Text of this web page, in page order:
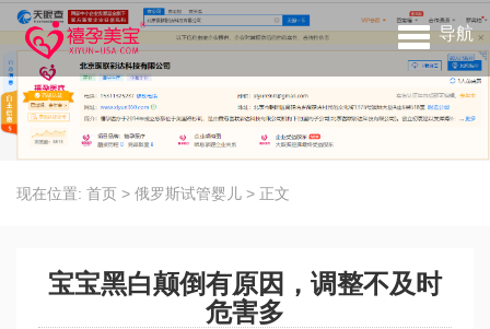
导航
现在位置: 首页 > 俄罗斯试管婴儿 > 正文
宝宝黑白颠倒有原因，调整不及时
危害多